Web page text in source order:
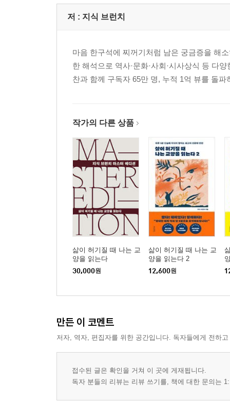
저 : 지식 브런치
마음 한구석에 찌꺼기처럼 남은 궁금증을 해
한 해석으로 역사·문화·사회·시사상식 등 다
찬과 함께 구독자 65만 명, 누적 1억 뷰를 돌
작가의 다른 상품
삶이 허기질 때 나는 교
양을 읽는다
30,000원
삶이 허기질 때 나는 교
양을 읽는다 2
12,600원
만든 이 코멘트
저자, 역자, 편집자를 위한 공간입니다. 독자들에게 전하
접수된 글은 확인을 거쳐 이 곳에 게재됩니다.
독자 분들의 리뷰는 리뷰 쓰기를, 책에 대한 문의는